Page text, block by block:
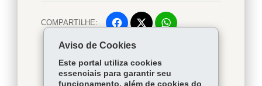
COMPARTILHE: Facebook
Voltar Início
Baixar
Aviso de Cookies
Este portal utiliza cookies
essenciais para garantir seu
funcionamento, além de cookies do